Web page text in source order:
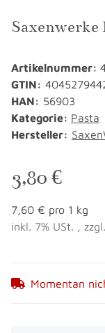
Saxenwerke
Artikelnummer:
GTIN:
HAN: 56903
Kategorie: Pasta
Hersteller:
3,80 €
7,60 € pro 1 kg
inkl. 7% USt. , zzgl.
Momentan